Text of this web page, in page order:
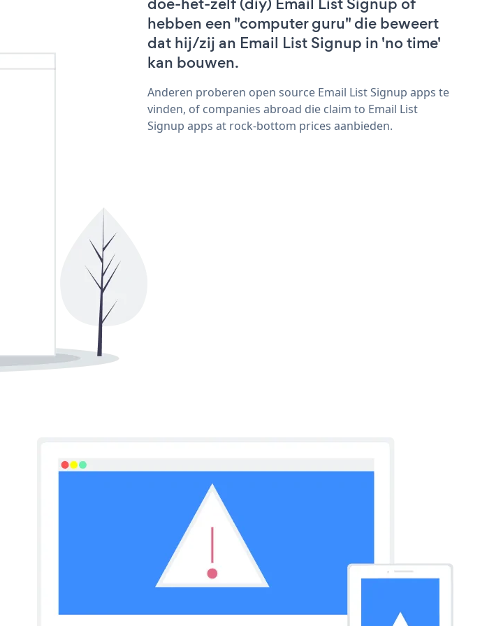
hebben een "computer guru" die beweert
dat hij/zij an Email List Signup in 'no time'
kan bouwen.
Anderen proberen open source Email List Signup apps te
vinden, of companies abroad die claim to Email List
Signup apps at rock-bottom prices aanbieden.